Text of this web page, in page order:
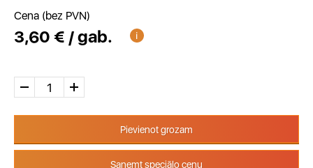
Cena (bez PVN)
3,60 € / gab.
Pievienot grozam
Saņemt speciālo cenu